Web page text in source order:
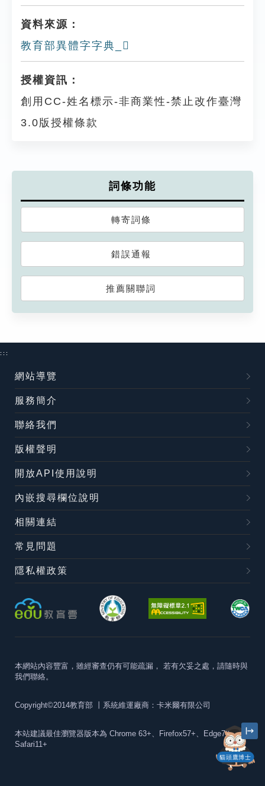
資料來源：
教育部異體字字典_𠃥
授權資訊：
創用CC-姓名標示-非商業性-禁止改作臺灣
3.0版授權條款
詞條功能
轉寄詞條
錯誤通報
推薦關聯詞
貓頭鷹博士
:::
網站導覽
服務簡介
聯絡我們
版權聲明
開放API使用說明
內嵌搜尋欄位說明
相關連結
常見問題
隱私權政策
本網站內容豐富，雖經審查仍有可能疏漏， 若有欠妥之處，請隨時與
我們聯絡。
Copyright©2014教育部 丨系統維運廠商：卡米爾有限公司
本站建議最佳瀏覽器版本為 Chrome 63+、Firefox57+、Edge79+及
Safari11+